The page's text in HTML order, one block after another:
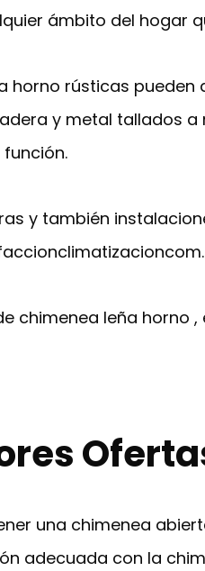
ámbito del hogar
horno rústicas
y metal tallados
y también
chimenea leña horno
una chimenea
adecuada con la